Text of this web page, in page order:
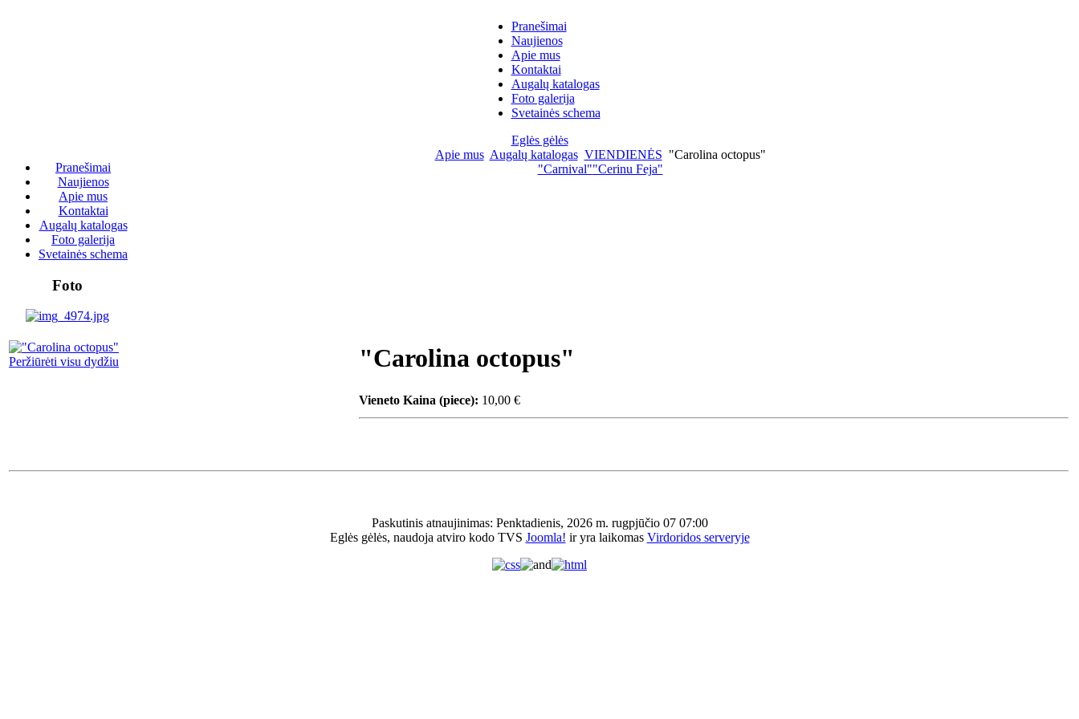
Pranešimai
Naujienos
Apie mus
Kontaktai
Augalų katalogas
Foto galerija
Svetainės schema
Eglės gėlės
Pranešimai
Naujienos
Apie mus
Kontaktai
Augalų katalogas
Foto galerija
Svetainės schema
Foto
Apie mus Augalų katalogas VIENDIENĖS "Carolina octopus"
"Carnival""Cerinu Feja"
Peržiūrėti visu dydžiu "Carolina octopus"
Vieneto Kaina (piece): 10,00 €
Paskutinis atnaujinimas: Penktadienis, 2026 m. rugpjūčio 07 07:00
Eglės gėlės, naudoja atviro kodo TVS Joomla! ir yra laikomas Virdoridos serveryje